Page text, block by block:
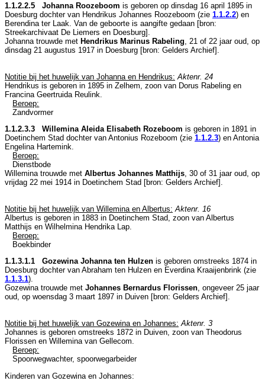
1.1.2.2.5 Johanna Roozeboom is geboren op dinsdag 16 april 1895 in
Doesburg dochter van Hendrikus Johannes Roozeboom (zie 1.1.2.2) en
Berendina ter Laak. Van de geboorte is aangifte gedaan [bron:
Streekarchivaat De Liemers en Doesburg].
Johanna trouwde met Hendrikus Marinus Rabeling , 21 of 22 jaar oud, op
dinsdag 21 augustus 1917 in Doesburg [bron: Gelders Archief].
Notitie bij het huwelijk van Johanna en Hendrikus: Aktenr. 24
Hendrikus is geboren in 1895 in Zelhem , zoon van Dorus Rabeling en
Francina Geertruida Reulink.
Beroep:
Zandvormer
1.1.2.3.3 Willemina Aleida Elisabeth Rozeboom is geboren in 1891 in
Doetinchem Stad dochter van Antonius Rozeboom (zie 1.1.2.3) en Antonia
Engelina Hartemink.
Beroep:
Dienstbode
Willemina trouwde met Albertus Johannes Matthijs , 30 of 31 jaar oud, op
vrijdag 22 mei 1914 in Doetinchem Stad [bron: Gelders Archief].
Notitie bij het huwelijk van Willemina en Albertus: Aktenr. 16
Albertus is geboren in 1883 in Doetinchem Stad , zoon van Albertus
Matthijs en Wilhelmina Hendrika Lap.
Beroep:
Boekbinder
1.1.3.1.1 Gozewina Johanna ten Hulzen is geboren omstreeks 1874 in
Doesburg dochter van Abraham ten Hulzen en Everdina Kraaijenbrink (zie
1.1.3.1).
Gozewina trouwde met Johannes Bernardus Florissen, ongeveer 25 jaar
oud, op woensdag 3 maart 1897 in Duiven [bron: Gelders Archief].
Notitie bij het huwelijk van Gozewina en Johannes: Aktenr. 3
Johannes is geboren omstreeks 1872 in Duiven, zoon van Theodorus
Florissen en Willemina van Gellecom.
Beroep:
Spoorwegwachter, spoorwegarbeider
Kinderen van Gozewina en Johannes: